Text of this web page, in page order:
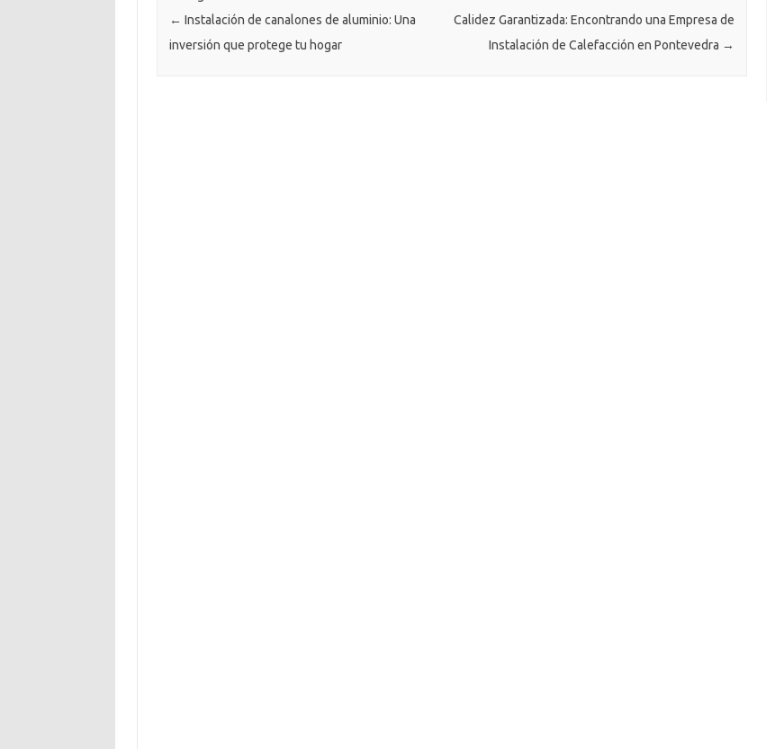
← Instalación de canalones de aluminio: Una
inversión que protege tu hogar
Calidez Garantizada: Encontrando una Empresa de
Instalación de Calefacción en Pontevedra →